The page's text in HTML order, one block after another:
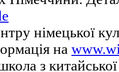
німецької
на
з